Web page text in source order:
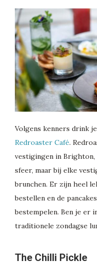
Volgens kenners drink
Redroaster Café.
vestigingen in Brighton,
sfeer, maar bij elke
brunchen. Er zijn heel
bestellen en de
bestempelen. Ben je er
traditionele zondagse
The Chilli Pickle